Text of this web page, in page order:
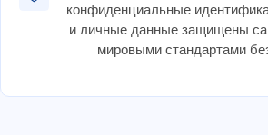
конфиденциальные
и личные данные защищены
мировыми стандартами